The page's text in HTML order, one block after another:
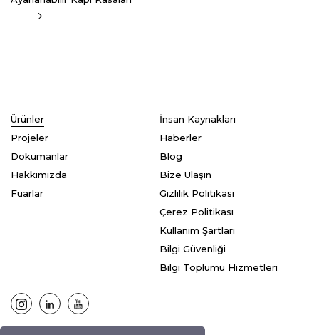
Ürünler
Projeler
Dokümanlar
Hakkımızda
Fuarlar
İnsan Kaynakları
Haberler
Blog
Bize Ulaşın
Gizlilik Politikası
Çerez Politikası
Kullanım Şartları
Bilgi Güvenliği
Bilgi Toplumu Hizmetleri